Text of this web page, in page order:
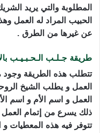
المطلوبة والتي يريد
الحبيب المراد له العمل
عن غيرها من الطرق .
طريقة جـلـب الـحـبـيـب
تتطلب هذه الطريقة وجود
العمل و يطلب الشيخ
العمل و اسم الأم و اسم
ذلك يسرع من إتمام
تتوفر فيه هذه المعطيات